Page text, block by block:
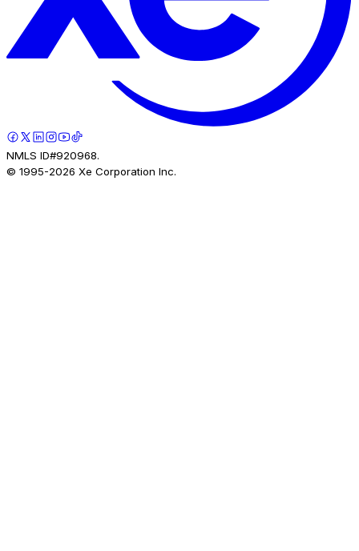
NMLS ID#920968.
© 1995-2026 Xe Corporation Inc.